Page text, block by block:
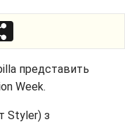
представить
Week.
Styler) з